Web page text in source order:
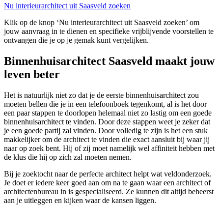
Nu interieurarchitect uit Saasveld zoeken
Klik op de knop ‘Nu interieurarchitect uit Saasveld zoeken’ om
jouw aanvraag in te dienen en specifieke vrijblijvende voorstellen te
ontvangen die je op je gemak kunt vergelijken.
Binnenhuisarchitect Saasveld maakt jouw
leven beter
Het is natuurlijk niet zo dat je de eerste binnenhuisarchitect zou
moeten bellen die je in een telefoonboek tegenkomt, al is het door
een paar stappen te doorlopen helemaal niet zo lastig om een goede
binnenhuisarchitect te vinden. Door deze stappen weet je zeker dat
je een goede partij zal vinden. Door volledig te zijn is het een stuk
makkelijker om de architect te vinden die exact aansluit bij waar jij
naar op zoek bent. Hij of zij moet namelijk wel affiniteit hebben met
de klus die hij op zich zal moeten nemen.
Bij je zoektocht naar de perfecte architect helpt wat veldonderzoek.
Je doet er iedere keer goed aan om na te gaan waar een architect of
architectenbureau in is gespecialiseerd. Ze kunnen dit altijd beheerst
aan je uitleggen en kijken waar de kansen liggen.